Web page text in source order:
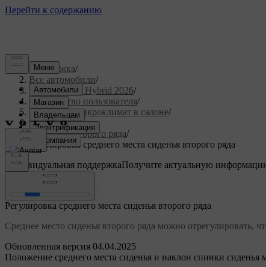
Поддержка/
Все автомобили/
XC90 Plug-in Hybrid 2026/
Руководство пользователя/
Комфорт и микроклимат в салоне/
Сиденья/
Сиденья второго ряда/
Регулировка среднего места сиденья второго ряда
Индивидуальная поддержкаПолучите актуальную
Обновленная версия 04.04.2025
Регулировка среднего места сиденья второго ряда
Среднее место сиденья второго ряда можно отрегулировать,
Положение среднего места сиденья и наклон спинки сиденья